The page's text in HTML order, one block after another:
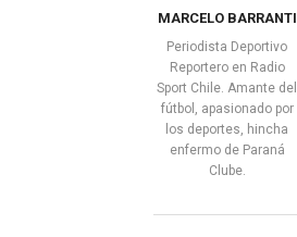
MARCELO BARRANTI
Periodista Deportivo
Reportero en Radio
Sport Chile. Amante del
fútbol, apasionado por
los deportes, hincha
enfermo de Paraná
Clube.